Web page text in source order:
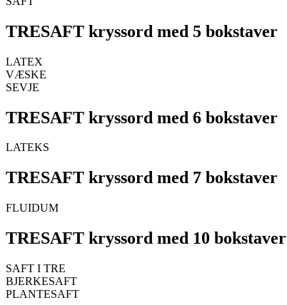
TRESAFT kryssord med 5 bokstaver
LATEX
VÆSKE
SEVJE
TRESAFT kryssord med 6 bokstaver
LATEKS
TRESAFT kryssord med 7 bokstaver
FLUIDUM
TRESAFT kryssord med 10 bokstaver
SAFT I TRE
BJERKESAFT
PLANTESAFT